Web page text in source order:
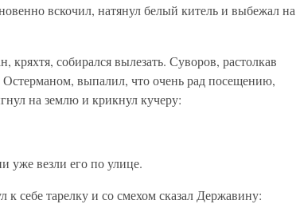
вскочил, натянул белый китель и выбежал на
собирался вылезать. Суворов, растолкав
Остерманом, выпалил, что очень рад посещению,
на землю и крикнул кучеру:
уже везли его по улице.
к себе тарелку и со смехом сказал Державину: